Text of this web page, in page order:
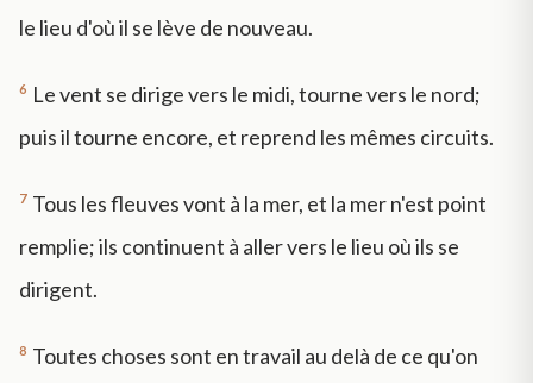
le lieu d'où il se lève de nouveau.
6 Le vent se dirige vers le midi, tourne vers le nord;
puis il tourne encore, et reprend les mêmes circuits.
7 Tous les fleuves vont à la mer, et la mer n'est point
remplie; ils continuent à aller vers le lieu où ils se
dirigent.
8 Toutes choses sont en travail au delà de ce qu'on